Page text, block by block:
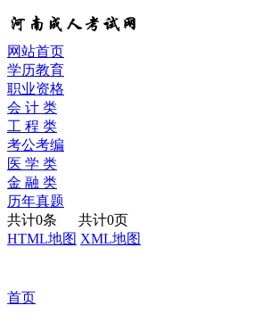
网站首页
学历教育
职业资格
会 计 类
工 程 类
考公考编
医 学 类
金 融 类
历年真题
共计0条 共计0页
HTML地图 XML地图
首页